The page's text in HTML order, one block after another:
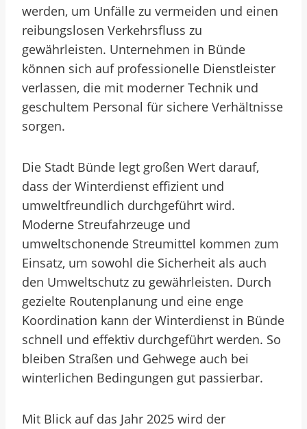
werden, um Unfälle zu vermeiden und einen
reibungslosen Verkehrsfluss zu
gewährleisten. Unternehmen in Bünde
können sich auf professionelle Dienstleister
verlassen, die mit moderner Technik und
geschultem Personal für sichere Verhältnisse
sorgen.
Die Stadt Bünde legt großen Wert darauf,
dass der Winterdienst effizient und
umweltfreundlich durchgeführt wird.
Moderne Streufahrzeuge und
umweltschonende Streumittel kommen zum
Einsatz, um sowohl die Sicherheit als auch
den Umweltschutz zu gewährleisten. Durch
gezielte Routenplanung und eine enge
Koordination kann der Winterdienst in Bünde
schnell und effektiv durchgeführt werden. So
bleiben Straßen und Gehwege auch bei
winterlichen Bedingungen gut passierbar.
Mit Blick auf das Jahr 2025 wird der